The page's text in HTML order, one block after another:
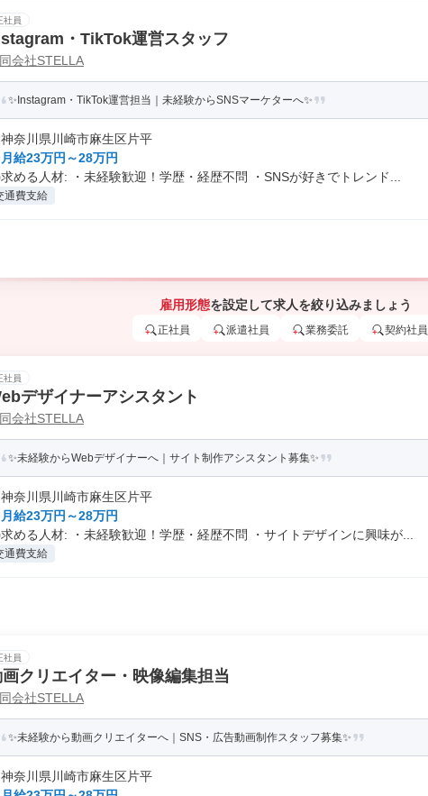
社員
・TikTok運営スタッフ
会社STELLA
✨Instagram・TikTok運営担当｜未経験からSNSマーケターへ✨
神奈川県川崎市麻生区片平
月給23万円～28万円
求める人材: ・未経験歓迎！学歴・経歴不問 ・SNSが好きでトレンド...
通費支給
雇用形態を設定して求人を絞り込みましょう
正社員 派遣社員 業務委託 契約社員
社員
デザイナーアシスタント
会社STELLA
✨未経験からWebデザイナーへ｜サイト制作アシスタント募集✨
神奈川県川崎市麻生区片平
月給23万円～28万円
求める人材: ・未経験歓迎！学歴・経歴不問 ・サイトデザインに興味が...
通費支給
社員
クリエイター・映像編集担当
会社STELLA
✨未経験から動画クリエイターへ｜SNS・広告動画制作スタッフ募集✨
神奈川県川崎市麻生区片平